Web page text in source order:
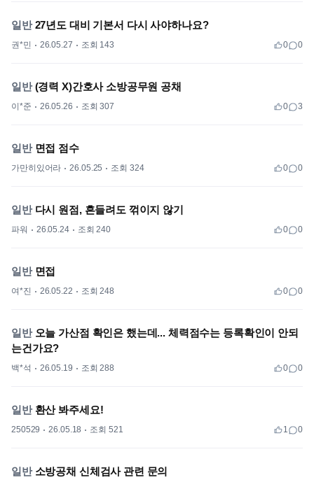
일반27년도 대비 기본서 다시 사야하나요?
권*민 26.05.27 조회 143 0 0
일반(경력 X)간호사 소방공무원 공채
이*준 26.05.26 조회 307 0 3
일반면접 점수
가만히있어라 26.05.25 조회 324 0 0
일반다시 원점, 흔들려도 꺾이지 않기
파워 26.05.24 조회 240 0 0
일반면접
여*진 26.05.22 조회 248 0 0
일반오늘 가산점 확인은 했는데... 체력점수는 등록확인이 안되
는건가요?
백*석 26.05.19 조회 288 0 0
일반환산 봐주세요!
250529 26.05.18 조회 521 1 0
일반소방공채 신체검사 관련 문의